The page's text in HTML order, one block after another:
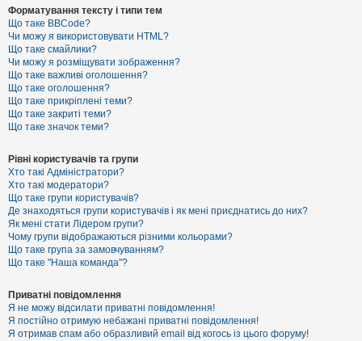
П
о
ш
у
к
Д
о
п
о
г
а
Форматування тексту і типи тем
Що таке BBCode?
Чи можу я використовувати HTML?
Що таке смайлики?
Чи можу я розміщувати зображення?
Що таке важливі оголошення?
Що таке оголошення?
Що таке прикріплені теми?
Що таке закриті теми?
Що таке значок теми?
Рівні користувачів та групи
Хто такі Адміністратори?
Хто такі модератори?
Що таке групи користувачів?
Де знаходяться групи користувачів і як мені приєднатись до них?
Як мені стати Лідером групи?
Чому групи відображаються різними кольорами?
Що таке група за замовчуванням?
Що таке "Наша команда"?
Приватні повідомлення
Я не можу відсилати приватні повідомлення!
Я постійно отримую небажані приватні повідомлення!
Я отримав спам або образливий email від когось із цього форуму!